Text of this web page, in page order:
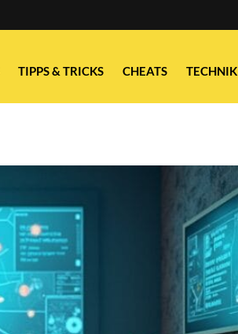
TIPPS & TRICKS CHEATS TECHNIK